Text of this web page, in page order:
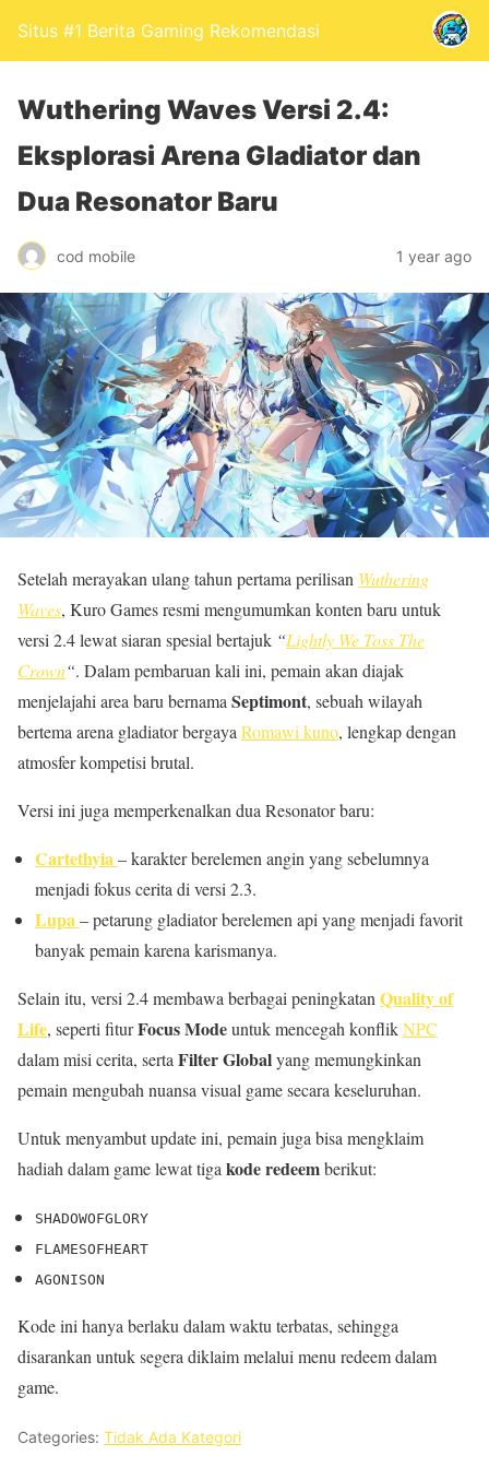
Situs #1 Berita Gaming Rekomendasi
Wuthering Waves Versi 2.4:
Eksplorasi Arena Gladiator dan
Dua Resonator Baru
cod mobile 1 year ago
Setelah merayakan ulang tahun pertama perilisan Wuthering
Waves, Kuro Games resmi mengumumkan konten baru untuk
versi 2.4 lewat siaran spesial bertajuk “Lightly We Toss The
Crown“. Dalam pembaruan kali ini, pemain akan diajak
menjelajahi area baru bernama Septimont, sebuah wilayah
bertema arena gladiator bergaya Romawi kuno, lengkap dengan
atmosfer kompetisi brutal.
Versi ini juga memperkenalkan dua Resonator baru:
Cartethyia– karakter berelemen angin yang sebelumnya
menjadi fokus cerita di versi 2.3.
Lupa– petarung gladiator berelemen api yang menjadi favorit
banyak pemain karena karismanya.
Selain itu, versi 2.4 membawa berbagai peningkatan Quality of
Life, seperti fiturFocus Modeuntuk mencegah konflikNPC
dalam misi cerita, serta Filter Globalyang memungkinkan
pemain mengubah nuansa visual game secara keseluruhan.
Untuk menyambut update ini, pemain juga bisa mengklaim
hadiah dalam game lewat tiga kode redeemberikut:
SHADOWOFGLORY
FLAMESOFHEART
AGONISON
Kode ini hanya berlaku dalam waktu terbatas, sehingga
disarankan untuk segera diklaim melalui menu redeem dalam
game.
Categories: Tidak Ada Kategori